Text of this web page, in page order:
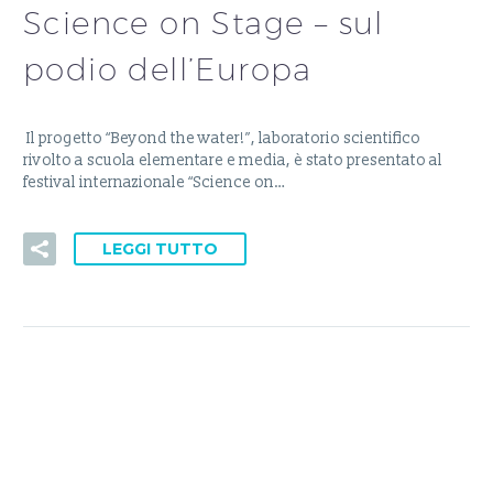
Science on Stage – sul
podio dell’Europa
Il progetto “Beyond the water!”, laboratorio scientifico
rivolto a scuola elementare e media, è stato presentato al
festival internazionale “Science on…
LEGGI TUTTO